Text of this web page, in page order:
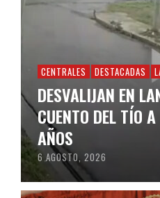
CENTRALES DESTACADAS
DESVALIJAN EN
CUENTO DEL TÍO
AÑOS
6 AGOSTO, 2026